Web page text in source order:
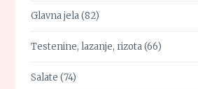
Glavna jela(82)
Testenine, lazanje, rizota(66)
Salate (74)